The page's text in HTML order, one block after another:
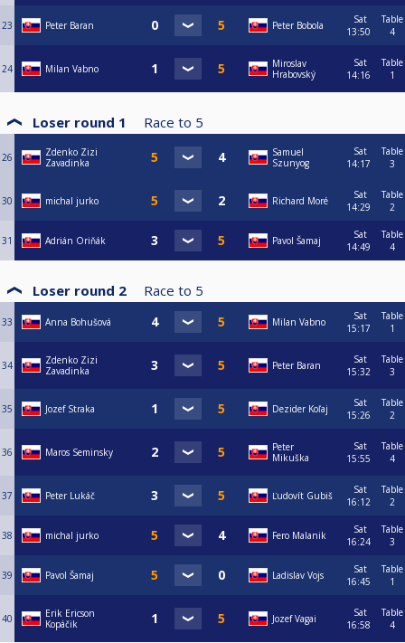
23 Peter Baran Peter Bobola
Sat
13:50
Table
4
24 Milan Vabno
Miroslav
Hrabovský
Sat
14:16
Table
1
Loser round 1 Race to 5
26
Zdenko Zizi
Zavadinka
Samuel
Szunyog
Sat
14:17
Table
3
30 michal jurko Richard Moré
Sat
14:29
Table
2
31 Adrián Oriňák Pavol Šamaj
Sat
14:49
Table
4
Loser round 2 Race to 5
33 Anna Bohušová Milan Vabno
Sat
15:17
Table
1
34
Zdenko Zizi
Zavadinka
Peter Baran
Sat
15:32
Table
3
35 Jozef Straka Dezider Koľaj
Sat
15:26
Table
2
36 Maros Seminsky
Peter
Mikuška
Sat
15:55
Table
4
37 Peter Lukáč Ľudovít Gubiš
Sat
16:12
Table
2
38 michal jurko Fero Malanik
Sat
16:24
Table
3
39 Pavol Šamaj Ladislav Vojs
Sat
16:45
Table
1
40
Erik Ericson
Kopáčik
Jozef Vagai
Sat
16:58
Table
4